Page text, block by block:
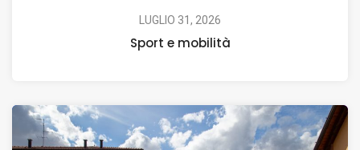
LUGLIO 31, 2026
Sport e mobilità